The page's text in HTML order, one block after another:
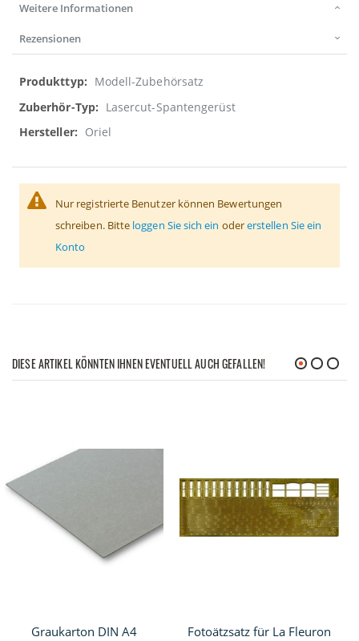
Weitere Informationen
Rezensionen
Weitere
Informationen
Modell-Zubehörsatz
Lasercut-Spantengerüst
Oriel
Nur registrierte Benutzer können Bewertungen
schreiben. Bitte loggen Sie sich ein odererstellen Sie ein
Konto
DIESE ARTIKEL KÖNNTEN IHNEN EVENTUELL AUCH GEFALLEN!
Graukarton DIN A4 Fotoätzsatz für La Fleuron